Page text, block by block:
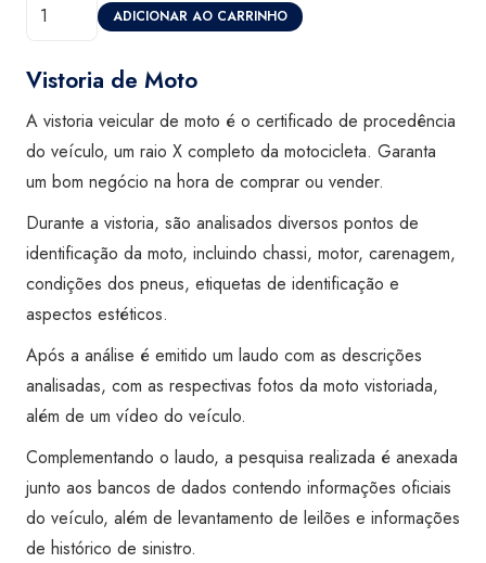
Combo
de
e
Laudo
de
Transferência)
-
Super
Visão
Vinhedo
quantidade
ADICIONAR AO CARRINHO
Vistoria de Moto
A vistoria veicular de moto é o certificado de procedência
do veículo, um raio X completo da motocicleta. Garanta
um bom negócio na hora de comprar ou vender.
Durante a vistoria, são analisados diversos pontos de
identificação da moto, incluindo chassi, motor, carenagem,
condições dos pneus, etiquetas de identificação e
aspectos estéticos.
Após a análise é emitido um laudo com as descrições
analisadas, com as respectivas fotos da moto vistoriada,
além de um vídeo do veículo.
Complementando o laudo, a pesquisa realizada é anexada
junto aos bancos de dados contendo informações oficiais
do veículo, além de levantamento de leilões e informações
de histórico de sinistro.